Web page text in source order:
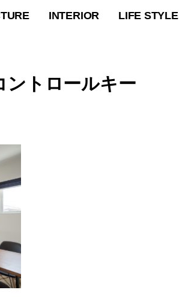
INTERIOR LIFE STYLE
ントロールキー